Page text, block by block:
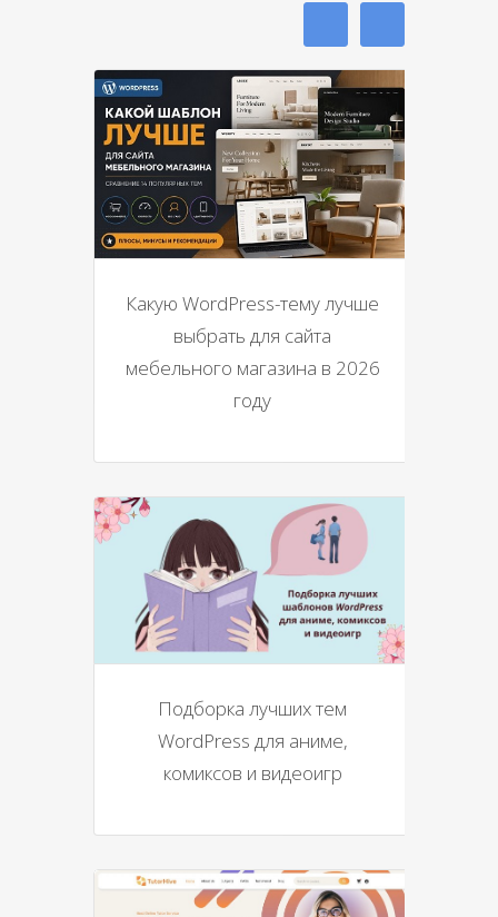
Какую WordPress-тему лучше
выбрать для сайта
мебельного магазина в 2026
году
Подборка лучших тем
WordPress для аниме,
комиксов и видеоигр